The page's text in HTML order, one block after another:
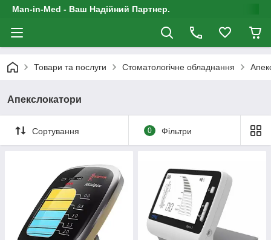
Man-in-Med - Ваш Надійний Партнер.
Товари та послуги Стоматологічне обладнання
Апекслокатори
Сортування 0 Фільтри